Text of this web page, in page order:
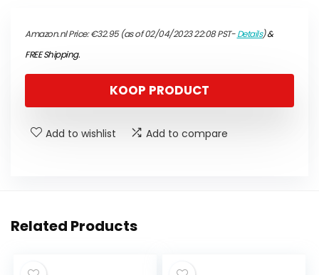
Amazon.nl Price:€32.95(as of 02/04/2023 22:08 PST-Details)&
FREE Shipping.
KOOP PRODUCT
Add to wishlist Add to compare
Related Products